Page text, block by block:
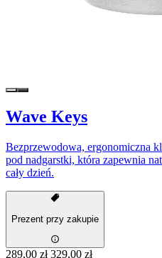
Wave Keys
Bezprzewodowa, ergonomiczna
pod nadgarstki, która zapewnia
cały dzień.
Prezent przy zakupie
289,00 zł 329,00 zł